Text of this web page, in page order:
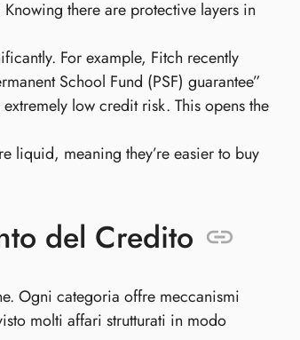
there are protective layers in
For example, Fitch recently
School Fund (PSF) guarantee”
low credit risk. This opens the
liquid, meaning they’re easier to buy
del Credito
Ogni categoria offre meccanismi
molti affari strutturati in modo